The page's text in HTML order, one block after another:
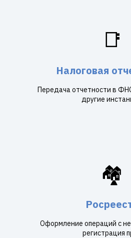
📑
Налоговая
Передача отчетности в
другие
🏘️
Оформление операций с
регистрация